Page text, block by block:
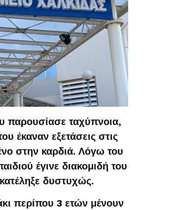
παρουσίασε ταχύπνοια,
έκαναν εξετάσεις στις
στην καρδιά. Λόγω του
έγινε διακομιδή του
δυστυχώς.
περίπου 3 ετών μένουν